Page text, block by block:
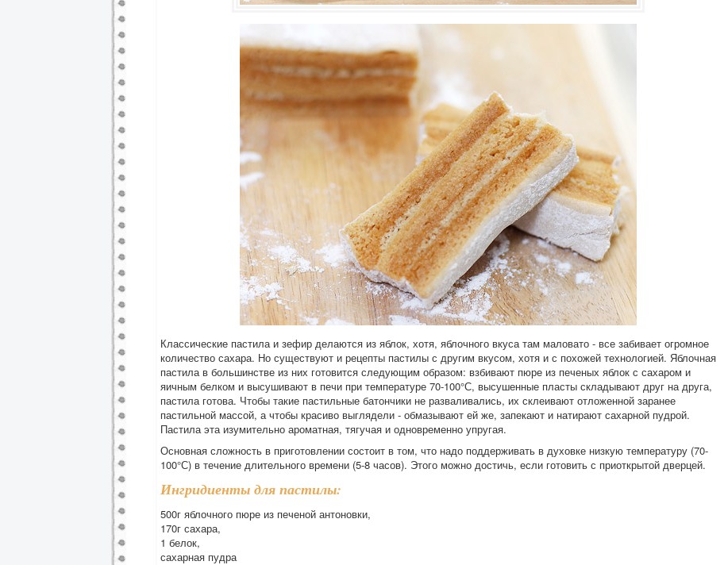
Классические пастила и зефир делаются из яблок, хотя, яблочного вкуса там маловато - все забивает огромное
количество сахара. Но существуют и рецепты пастилы с другим вкусом, хотя и с похожей технологией. Яблочная
пастила в большинстве из них готовится следующим образом: взбивают пюре из печеных яблок с сахаром и
яичным белком и высушивают в печи при температуре 70-100°С, высушенные пласты складывают друг на друга,
пастила готова. Чтобы такие пастильные батончики не разваливались, их склеивают отложенной заранее
пастильной массой, а чтобы красиво выглядели - обмазывают ей же, запекают и натирают сахарной пудрой.
Пастила эта изумительно ароматная, тягучая и одновременно упругая.
Основная сложность в приготовлении состоит в том, что надо поддерживать в духовке низкую температуру (70-
100°С) в течение длительного времени (5-8 часов). Этого можно достичь, если готовить с приоткрытой дверцей.
Ингридиенты для пастилы:
500г яблочного пюре из печеной антоновки,
170г сахара,
1 белок,
сахарная пудра